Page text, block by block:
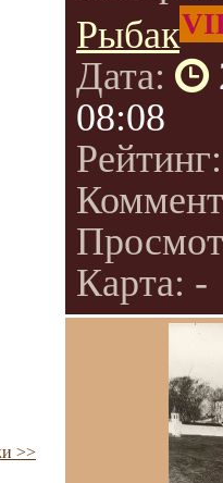
>>
Рыбак
Дата:
08:08
Карта: -